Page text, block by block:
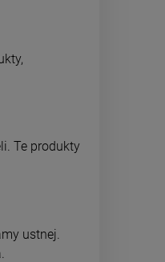
Te produkty
ustnej.